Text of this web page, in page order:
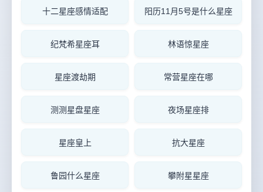
十二星座感情适配 阳历11月5号是什么星座
纪梵希星座耳 林语惊星座
星座渡劫期 常营星座在哪
测测星盘星座 夜场星座排
星座皇上 抗大星座
鲁园什么星座 攀附星星座